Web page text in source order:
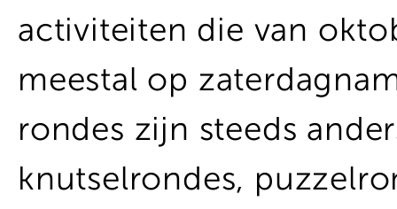
activiteiten die van
meestal op
rondes zijn steeds
knutselrondes,